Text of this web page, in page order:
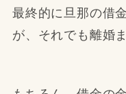
最終的に旦那の借
が、それでも離婚